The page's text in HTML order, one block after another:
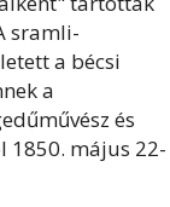
sramli-
a bécsi
a
és
1850. május 22-